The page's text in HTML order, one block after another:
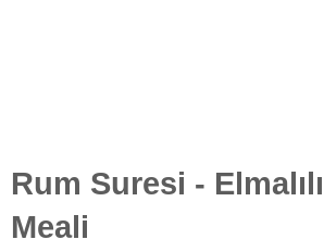
Rum Suresi -
Meali